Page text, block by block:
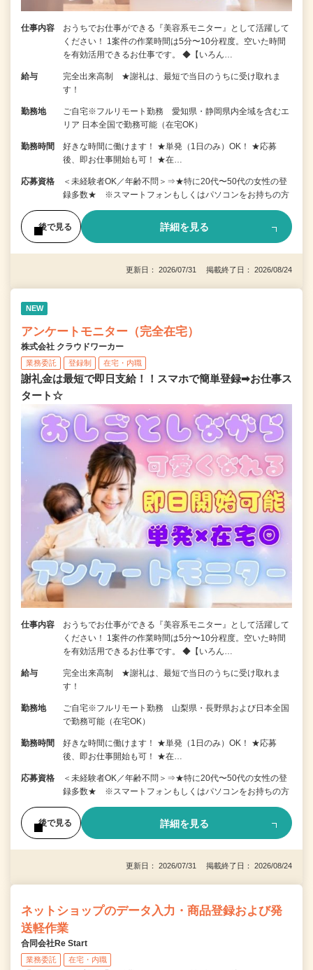
仕事内容
おうちでお仕事ができる『美容系モニター』として活躍して
ください！ 1案件の作業時間は5分〜10分程度。空いた時間
を有効活用できるお仕事です。 ◆【いろん…
給与
完全出来高制 ★謝礼は、最短で当日のうちに受け取れま
す！
勤務地
ご自宅※フルリモート勤務 愛知県・静岡県内全域を含むエ
リア 日本全国で勤務可能（在宅OK）
勤務時間
好きな時間に働けます！ ★単発（1日のみ）OK！ ★応募
後、即お仕事開始も可！ ★在…
応募資格
＜未経験者OK／年齢不問＞⇒★特に20代〜50代の女性の登
録多数★ ※スマートフォンもしくはパソコンをお持ちの方
後で見る 詳細を見る
更新日： 2026/07/31 掲載終了日： 2026/08/24
NEW
アンケートモニター（完全在宅）
株式会社 クラウドワーカー
業務委託 登録制 在宅・内職
謝礼金は最短で即日支給！！スマホで簡単登録➡お仕事ス
タート☆
仕事内容
おうちでお仕事ができる『美容系モニター』として活躍して
ください！ 1案件の作業時間は5分〜10分程度。空いた時間
を有効活用できるお仕事です。 ◆【いろん…
給与
完全出来高制 ★謝礼は、最短で当日のうちに受け取れま
す！
勤務地
ご自宅※フルリモート勤務 山梨県・長野県および日本全国
で勤務可能（在宅OK）
勤務時間
好きな時間に働けます！ ★単発（1日のみ）OK！ ★応募
後、即お仕事開始も可！ ★在…
応募資格
＜未経験者OK／年齢不問＞⇒★特に20代〜50代の女性の登
録多数★ ※スマートフォンもしくはパソコンをお持ちの方
後で見る 詳細を見る
更新日： 2026/07/31 掲載終了日： 2026/08/24
ネットショップのデータ入力・商品登録および発
送軽作業
合同会社Re Start
業務委託 在宅・内職